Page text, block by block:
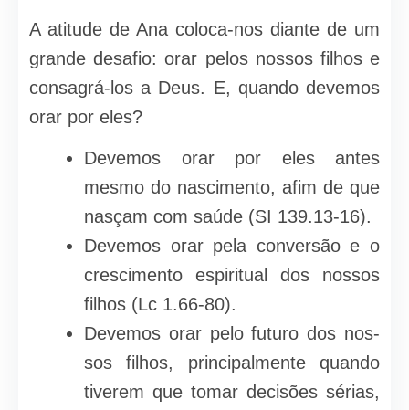
A atitude de Ana coloca-nos diante de um
grande desafio: orar pelos nos­sos filhos e
consagrá-los a Deus. E, quan­do devemos
orar por eles?
Devemos orar por eles antes
mesmo do nascimento, afim de que
nasçam com saúde (SI 139.13-16).
Devemos orar pela conversão e o
crescimento espiritual dos nossos
filhos (Lc 1.66-80).
Devemos orar pelo futuro dos nos­
sos filhos, principalmente quando
tive­rem que tomar decisões sérias,